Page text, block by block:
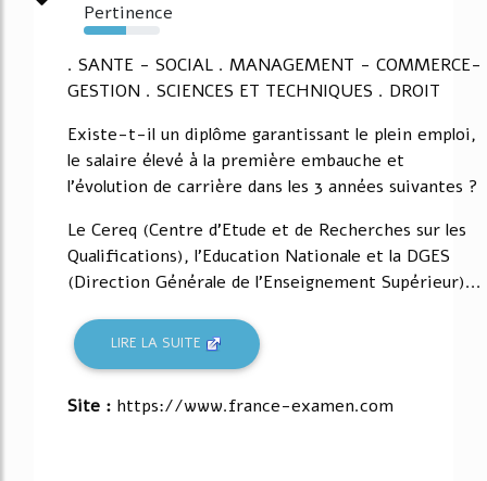
Pertinence
55%
. SANTE - SOCIAL . MANAGEMENT - COMMERCE-
GESTION . SCIENCES ET TECHNIQUES . DROIT
Existe-t-il un diplôme garantissant le plein emploi,
le salaire élevé à la première embauche et
l'évolution de carrière dans les 3 années suivantes ?
Le Cereq (Centre d'Etude et de Recherches sur les
Qualifications), l'Education Nationale et la DGES
(Direction Générale de l'Enseignement Supérieur)...
LIRE LA SUITE
Site : https://www.france-examen.com